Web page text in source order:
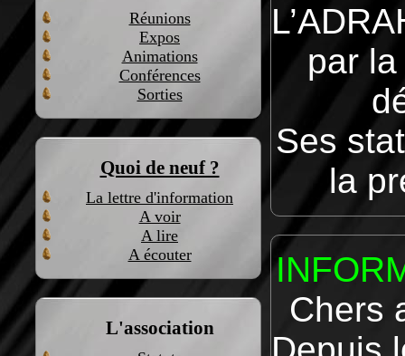
Réunions
Expos
Animations
Conférences
Sorties
Quoi de neuf ?
La lettre d'information
A voir
A lire
A écouter
L'association
par
Ses
la
Chers